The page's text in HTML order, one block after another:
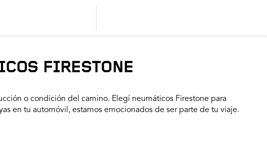
FIRESTONE
o condición del camino. Elegí neumáticos Firestone para
en tu automóvil, estamos emocionados de ser parte de tu viaje.